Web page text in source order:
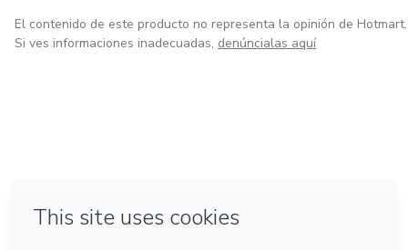
El contenido de este producto no representa la opinión de Hotmart.
Si ves informaciones inadecuadas, denúncialas aquí
Hecho con❤ en Belo Horizonte